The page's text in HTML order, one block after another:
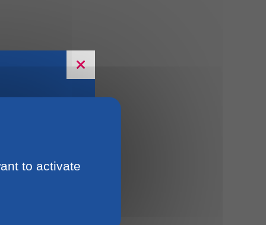
to activate